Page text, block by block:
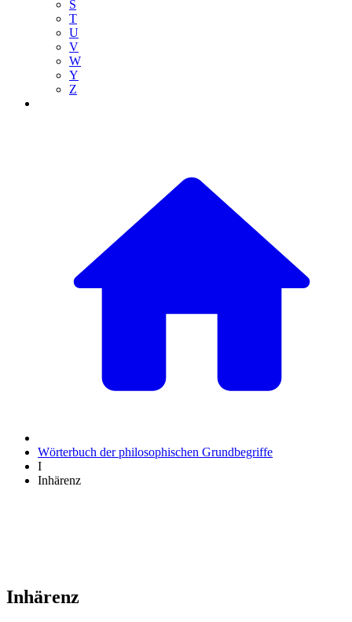
S
T
U
V
W
Y
Z
Wörterbuch der philosophischen Grundbegriffe
I
Inhärenz
Inhärenz